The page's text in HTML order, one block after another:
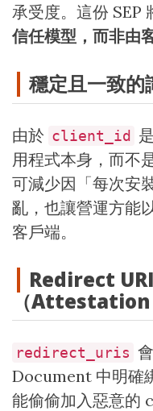
承受度。這份 SEP
信任模型，而非由
穩定且一致的
由於 client_id
用程式本身，而不
可減少因「每次安
亂，也讓營運方能
客戶端。
Redirect
（Attestation
redirect_uris
Document 中明確
能偷偷加入惡意的